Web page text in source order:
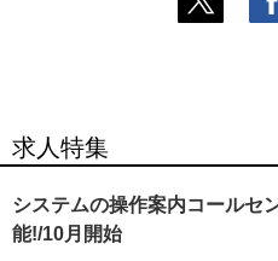
求人特集
システムの操作案内コールセ
能!/10月開始